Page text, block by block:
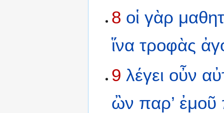
8 οἱ γὰρ
ἵνα τροφὰς
9 λέγει οὖν
ὢν παρ’ ἐμοῦ